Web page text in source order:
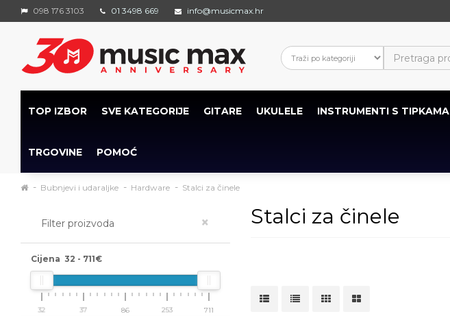
098 176 3103 01 3498 669 info@musicmax.hr
TOP IZBOR SVE KATEGORIJE GITARE UKULELE INSTRUMENTI S TIPKAMA
TRGOVINE POMOĆ
Bubnjevi i udaraljke Hardware Stalci za činele
Filter proizvoda ×
Cijena 32 - 711€
32 37 86 253 711
Stalci za činele